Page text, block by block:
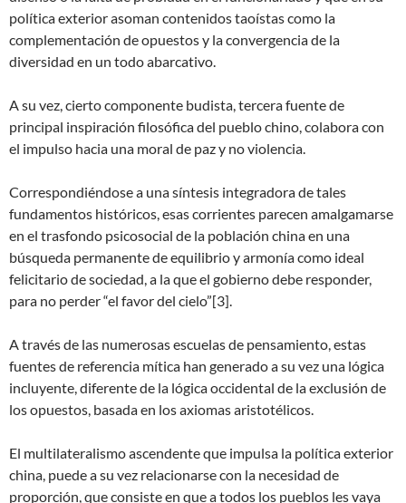
política exterior asoman contenidos taoístas como la
complementación de opuestos y la convergencia de la
diversidad en un todo abarcativo.
A su vez, cierto componente budista, tercera fuente de
principal inspiración filosófica del pueblo chino, colabora con
el impulso hacia una moral de paz y no violencia.
Correspondiéndose a una síntesis integradora de tales
fundamentos históricos, esas corrientes parecen amalgamarse
en el trasfondo psicosocial de la población china en una
búsqueda permanente de equilibrio y armonía como ideal
felicitario de sociedad, a la que el gobierno debe responder,
para no perder “el favor del cielo”[3].
A través de las numerosas escuelas de pensamiento, estas
fuentes de referencia mítica han generado a su vez una lógica
incluyente, diferente de la lógica occidental de la exclusión de
los opuestos, basada en los axiomas aristotélicos.
El multilateralismo ascendente que impulsa la política exterior
china, puede a su vez relacionarse con la necesidad de
proporción, que consiste en que a todos los pueblos les vaya